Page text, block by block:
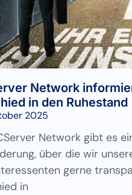
Network
in den Ruhestand
2025
Network gibt es
über die wir
gerne
in